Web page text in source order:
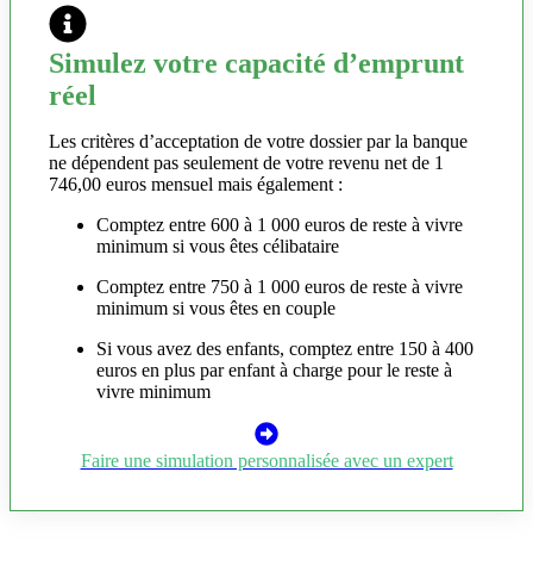
Simulez votre capacité d’emprunt
réel
Les critères d’acceptation de votre dossier par la banque
ne dépendent pas seulement de votre revenu net de 1
746,00 euros mensuel mais également :
Comptez entre 600 à 1 000 euros de reste à vivre
minimum si vous êtes célibataire
Comptez entre 750 à 1 000 euros de reste à vivre
minimum si vous êtes en couple
Si vous avez des enfants, comptez entre 150 à 400
euros en plus par enfant à charge pour le reste à
vivre minimum
Faire une simulation personnalisée avec un expert